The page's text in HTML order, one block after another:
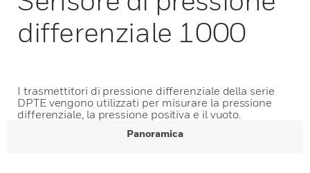
differenziale 1000
I trasmettitori di pressione differenziale della serie
DPTE vengono utilizzati per misurare la pressione
differenziale, la pressione positiva e il vuoto.
Panoramica